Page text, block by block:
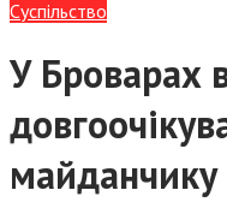
Суспiльство
У Броварах